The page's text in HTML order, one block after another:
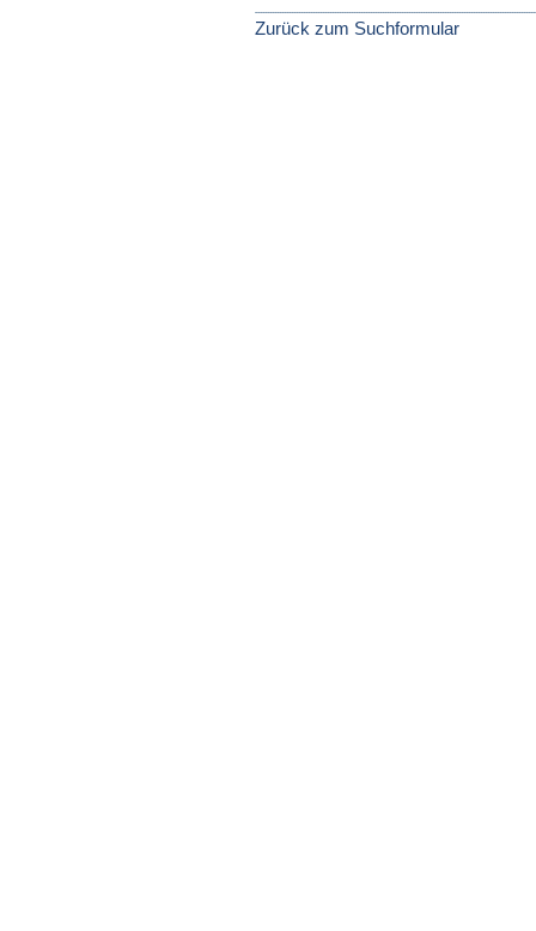
Zurück zum Suchformular